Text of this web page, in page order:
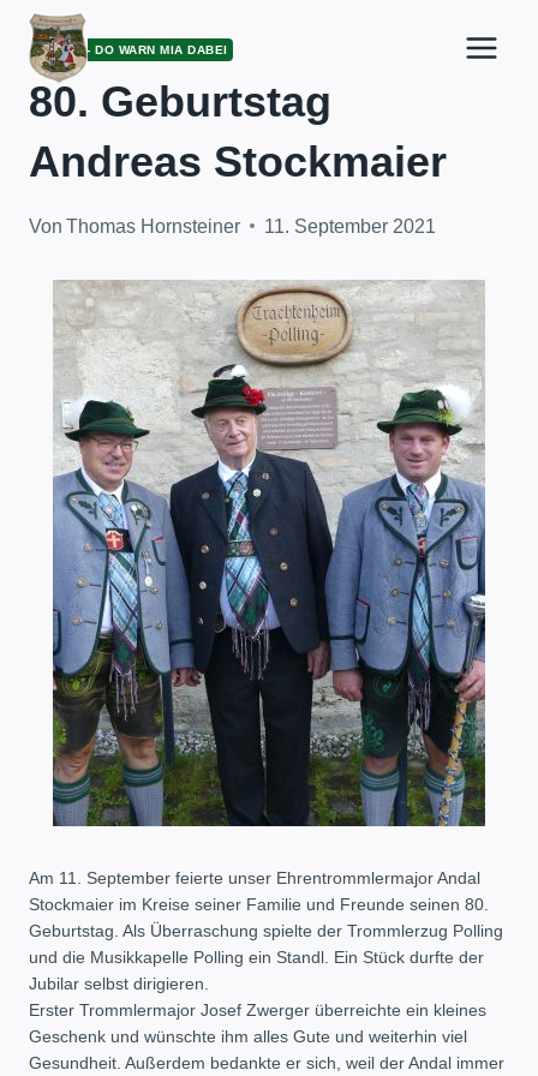
Zum
Inhalt
springen
ARCHIV - DO WARN MIA DABEI
80. Geburtstag
Andreas Stockmaier
Von Thomas Hornsteiner 11. September 2021
Am 11. September feierte unser Ehrentrommlermajor Andal
Stockmaier im Kreise seiner Familie und Freunde seinen 80.
Geburtstag. Als Überraschung spielte der Trommlerzug Polling
und die Musikkapelle Polling ein Standl. Ein Stück durfte der
Jubilar selbst dirigieren.
Erster Trommlermajor Josef Zwerger überreichte ein kleines
Geschenk und wünschte ihm alles Gute und weiterhin viel
Gesundheit. Außerdem bedankte er sich, weil der Andal immer